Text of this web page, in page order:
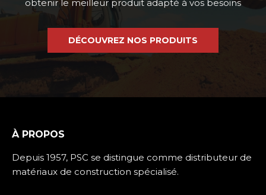
obtenir le meilleur produit adapté à vos besoins
DÉCOUVREZ NOS PRODUITS
À PROPOS
Depuis 1957, PSC se distingue comme distributeur de
matériaux de construction spécialisé.